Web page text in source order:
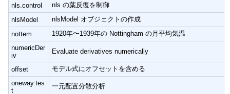
nls.control
nls の葉反復を制御
nlsModel
nlsModel オブジェクトの作成
nottem
1920年〜1939年の Nottingham の月平均気温
numericDer
iv
Evaluate derivatives numerically
offset
モデル式にオフセットを含める
oneway.tes
t
一元配置分散分析